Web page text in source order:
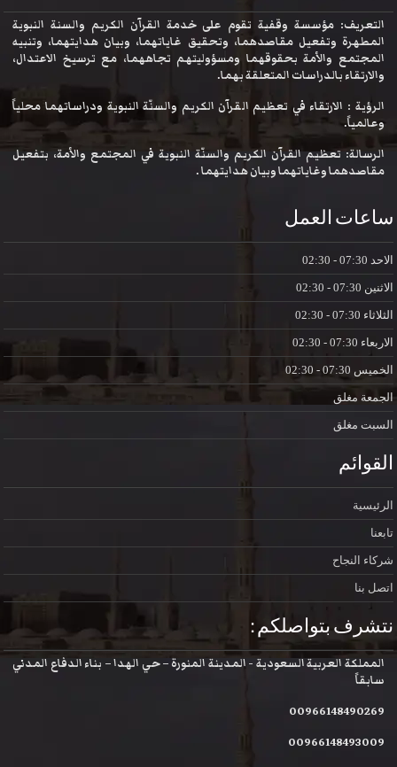
التعريف: مؤسسة وقفية تقوم على خدمة القرآن الكريم والسنة النبوية
المطهرة وتفعيل مقاصدهما، وتحقيق غاياتهما، وبيان هدايتهما، وتنبيه
المجتمع والأمة بحقوقهما ومسؤوليتهم تجاههما، مع ترسيخ الاعتدال،
والارتقاء بالدراسات المتعلقة بهما.
الرؤية : الارتقاء في تعظيم القرآن الكريم والسنّة النبوية ودراساتهما محلياً
وعالمياً.
الرسالة: تعظيم القرآن الكريم والسنّة النبوية في المجتمع والأمة، بتفعيل
مقاصدهما وغاياتهما وبيان هدايتهما .
ساعات العمل
الاحد
الاثنين
الثلاثاء
الاربعاء
الخميس
الجمعة مغلق
السبت مغلق
القوائم
الرئيسية
تابعنا
شركاء النجاح
اتصل بنا
نتشرف بتواصلكم :
المملكة العربية السعودية - المدينة المنورة – حي الهدا – بناء الدفاع المدني
سابقاً
00966148490269
00966148493009